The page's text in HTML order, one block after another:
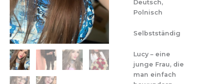
Deutsch,
Polnisch
Selbstständig
Lucy – eine
junge Frau, die
man einfach